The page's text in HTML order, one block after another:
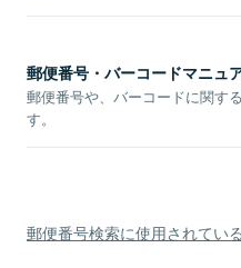
郵便番号・バーコードマニュ
郵便番号や、バーコードに関す
す。
郵便番号検索に使用されてい